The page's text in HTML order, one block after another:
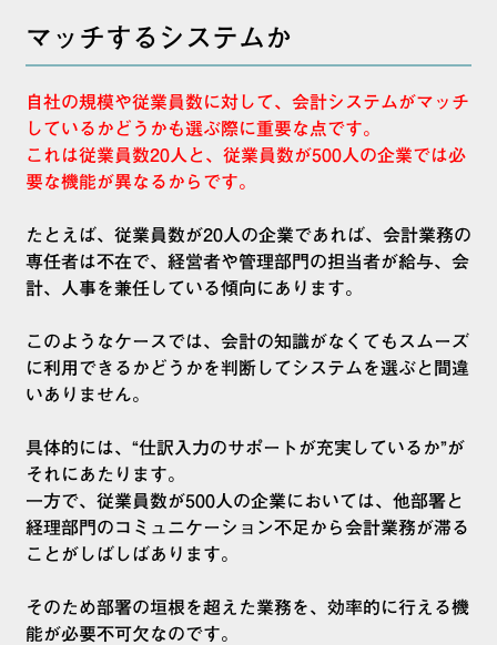
マッチするシステムか
自社の規模や従業員数に対して、会計システムがマッチ
しているかどうかも選ぶ際に重要な点です。
これは従業員数20人と、従業員数が500人の企業では必
要な機能が異なるからです。
たとえば、従業員数が20人の企業であれば、会計業務の
専任者は不在で、経営者や管理部門の担当者が給与、会
計、人事を兼任している傾向にあります。
このようなケースでは、会計の知識がなくてもスムーズ
に利用できるかどうかを判断してシステムを選ぶと間違
いありません。
具体的には、“仕訳入力のサポートが充実しているか”が
それにあたります。
一方で、従業員数が500人の企業においては、他部署と
経理部門のコミュニケーション不足から会計業務が滞る
ことがしばしばあります。
そのため部署の垣根を超えた業務を、効率的に行える機
能が必要不可欠なのです。